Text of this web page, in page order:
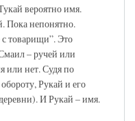
вероятно имя.
Пока непонятно.
товарищи”. Это
– ручей или
или нет. Судя по
Рукай и его
И Рукай – имя.